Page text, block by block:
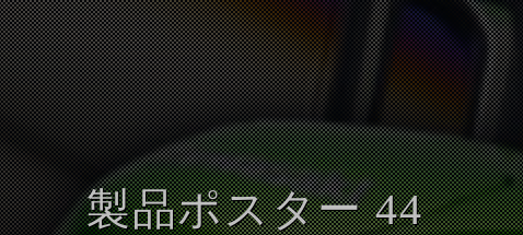
製品ポスター 44